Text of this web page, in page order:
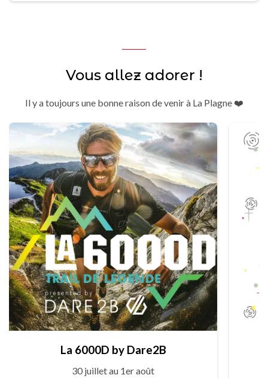
Vous allez adorer !
Il y a toujours une bonne raison de venir à La Plagne ❤️
La 6000D by Dare2B
30 juillet au 1er août